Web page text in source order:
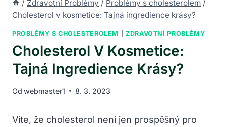
/ Zdravotní Problémy / Problémy s cholesterolem /
Cholesterol v kosmetice: Tajná ingredience krásy?
PROBLÉMY S CHOLESTEROLEM |ZDRAVOTNÍ PROBLÉMY
Cholesterol V Kosmetice:
Tajná Ingredience Krásy?
Od webmaster1 8. 3. 2023
Víte, že cholesterol není jen prospěšný pro